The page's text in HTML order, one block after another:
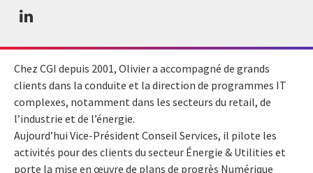
Chez CGI depuis 2001, Olivier a accompagné de grands
clients dans la conduite et la direction de programmes IT
complexes, notamment dans les secteurs du retail, de
l’industrie et de l’énergie.
Aujourd’hui Vice-Président Conseil Services, il pilote les
activités pour des clients du secteur Énergie & Utilities et
porte la mise en œuvre de plans de progrès Numérique